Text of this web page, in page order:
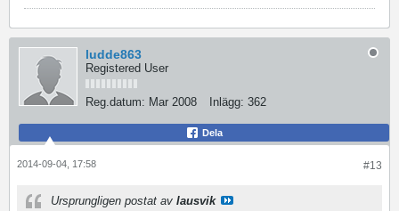
ludde863
Registered User
Reg.datum: Mar 2008 Inlägg: 362
Dela
#13
2014-09-04, 17:58
Ursprungligen postat av lausvik